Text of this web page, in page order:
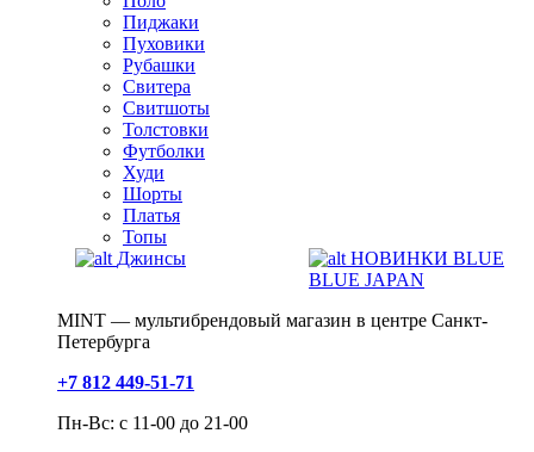
Пиджаки
Пуховики
Рубашки
Свитера
Свитшоты
Толстовки
Футболки
Худи
Шорты
Платья
Топы
Джинсы
НОВИНКИ BLUE
BLUE JAPAN
MINT — мультибрендовый магазин в центре Санкт-
Петербурга
+7 812 449-51-71
Пн-Вс: с 11-00 до 21-00